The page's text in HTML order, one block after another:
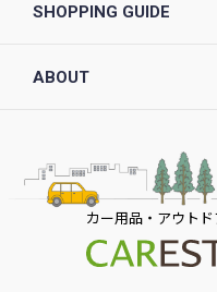
SHOPPING GUIDE
ABOUT
カー用品・アウト